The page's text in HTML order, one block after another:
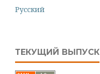
Русский
ТЕКУЩИЙ ВЫПУСК